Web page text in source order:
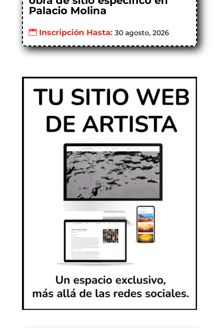
Palacio Molina
Inscripción Hasta: 30 agosto, 2026